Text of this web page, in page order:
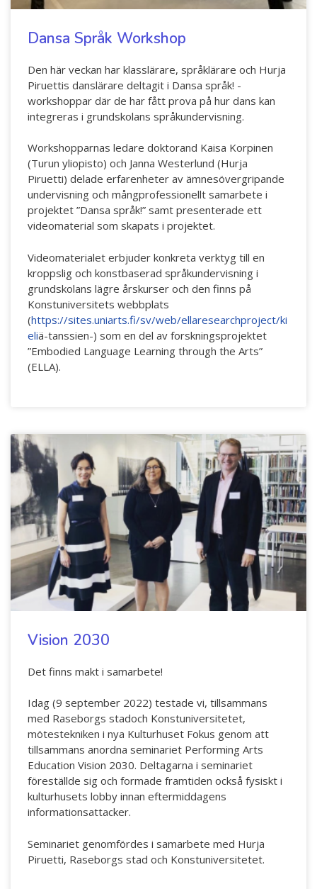
Hör min röst och se mig... - 2020
Klimatförändrings kraft 2020
Konst på två språk 2018-2020
Sharing the same roots - 2019
Downloading Future - 2019
Danselfie 2017-2018
Tillgång till konst 2016-2018
North-South 2011-2015
Fenris 2014
We move as we dance
Australian Youth Dance Festival 2019
ABC'd
Dansa Språk Workshop
Den här veckan har klasslärare, språklärare och Hurja
Piruettis danslärare deltagit i Dansa språk! -
workshoppar där de har fått prova på hur dans kan
integreras i grundskolans språkundervisning.
Workshopparnas ledare doktorand Kaisa Korpinen
(Turun yliopisto) och Janna Westerlund (Hurja
Piruetti) delade erfarenheter av ämnesövergripande
undervisning och mångprofessionellt samarbete i
projektet ”Dansa språk!” samt presenterade ett
videomaterial som skapats i projektet.
Videomaterialet erbjuder konkreta verktyg till en
kroppslig och konstbaserad språkundervisning i
grundskolans lägre årskurser och den finns på
Konstuniversitets webbplats
(https://sites.uniarts.fi/sv/web/ellaresearchproject/ki
eliä-tanssien-) som en del av forskningsprojektet
”Embodied Language Learning through the Arts”
(ELLA).
Vision 2030
Det finns makt i samarbete!
Idag (9 september 2022) testade vi, tillsammans
med Raseborgs stadoch Konstuniversitetet,
mötestekniken i nya Kulturhuset Fokus genom att
tillsammans anordna seminariet Performing Arts
Education Vision 2030. Deltagarna i seminariet
föreställde sig och formade framtiden också fysiskt i
kulturhusets lobby innan eftermiddagens
informationsattacker.
Seminariet genomfördes i samarbete med Hurja
Piruetti, Raseborgs stad och Konstuniversitetet.